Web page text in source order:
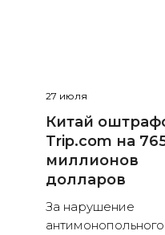
27 июля
Китай
Trip.com на
миллионов
долларов
За нарушение
антимонопольного